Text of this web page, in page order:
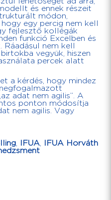
és ennek részeit
módon,
egy percig nem kell
fejlesztő kollégák
funkció Excelben és
nem kell
vegyük, hiszen
percek alatt
a kérdés, hogy mindez
adat nem agilis”. A
ponton módosítja
nem agilis. Vagy
, IFUA,
IFUA Horváth